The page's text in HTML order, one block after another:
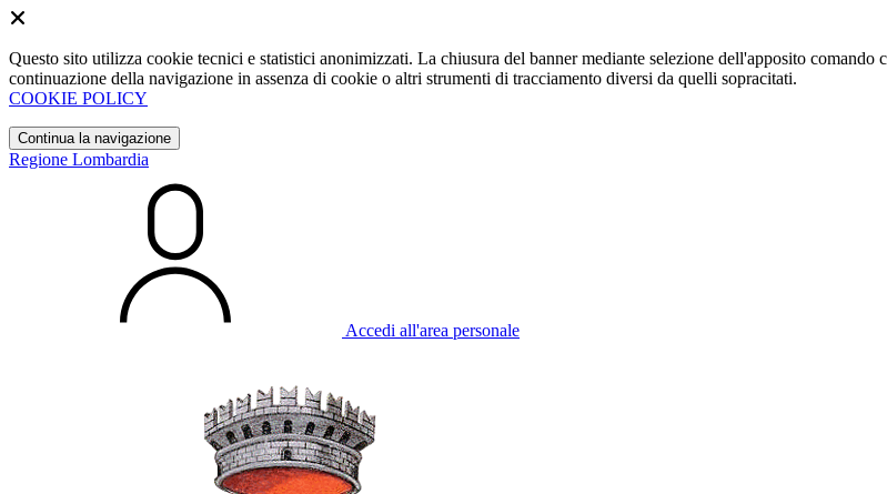
Questo sito utilizza cookie tecnici e statistici anonimizzati. La chiusura del banner mediante selezione dell'apposito
continuazione della navigazione in assenza di cookie o altri strumenti di tracciamento diversi da quelli sopracitati.
COOKIE POLICY
Continua la navigazione
Regione Lombardia
Accedi all'area personale